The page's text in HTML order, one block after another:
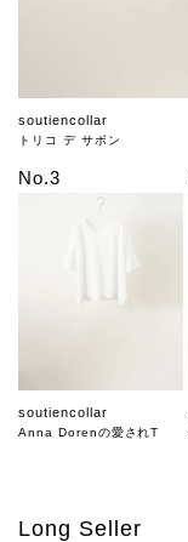
soutiencollar
トリコ デ サボン
No.3
soutiencollar
Anna Dorenの愛されT
Long Seller